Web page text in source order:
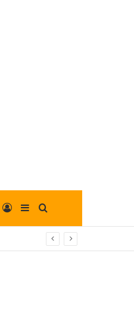
Log InSidebarSearch for